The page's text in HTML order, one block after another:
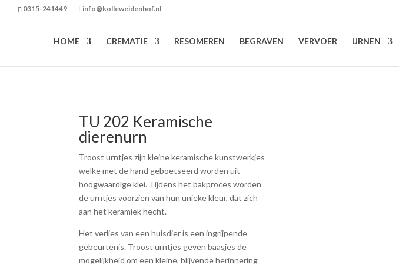
0315-241449 info@kolleweidenhof.nl
HOME CREMATIE RESOMEREN BEGRAVEN VERVOER URNEN
TU 202 Keramische
dierenurn
Troost urntjes zijn kleine keramische kunstwerkjes
welke met de hand geboetseerd worden uit
hoogwaardige klei. Tijdens het bakproces worden
de urntjes voorzien van hun unieke kleur, dat zich
aan het keramiek hecht.
Het verlies van een huisdier is een ingrijpende
gebeurtenis. Troost urntjes geven baasjes de
mogelijkheid om een kleine, blijvende herinnering